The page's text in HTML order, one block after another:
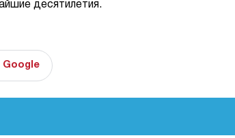
десятилетия.
Google